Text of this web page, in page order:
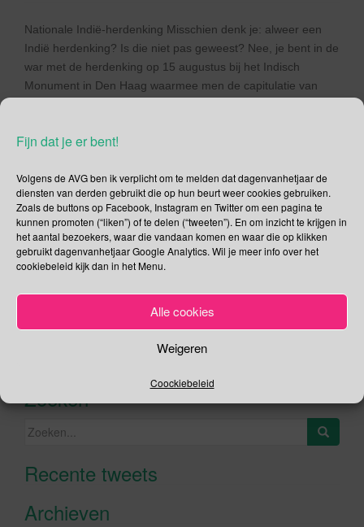
Fijn dat je er bent!
Volgens de AVG ben ik verplicht om te melden dat dagenvanhetjaar de
diensten van derden gebruikt die op hun beurt weer cookies gebruiken.
Zoals de buttons op Facebook, Instagram en Twitter om een pagina te
kunnen promoten (“liken”) of te delen (“tweeten”). En om inzicht te krijgen in
het aantal bezoekers, waar die vandaan komen en waar die op klikken
gebruikt dagenvanhetjaar Google Analytics. Wil je meer info over het
cookiebeleid kijk dan in het Menu.
Alle cookies
Weigeren
Coockiebeleid
Nationale Indië-herdenking Misschien denk je: alweer een
Indië herdenking? Is die niet pas geweest? Nee, je bent in de
war met de herdenking op 15 augustus bij het Indisch
Monument in Den Haag waarmee men de capitulatie van
gehouden. Dan […]
Lees verder
Social Media
Je kunt me volgen op
Zoeken
Zoeken
Recente tweetsKlik om marketing cookies te
Archieven